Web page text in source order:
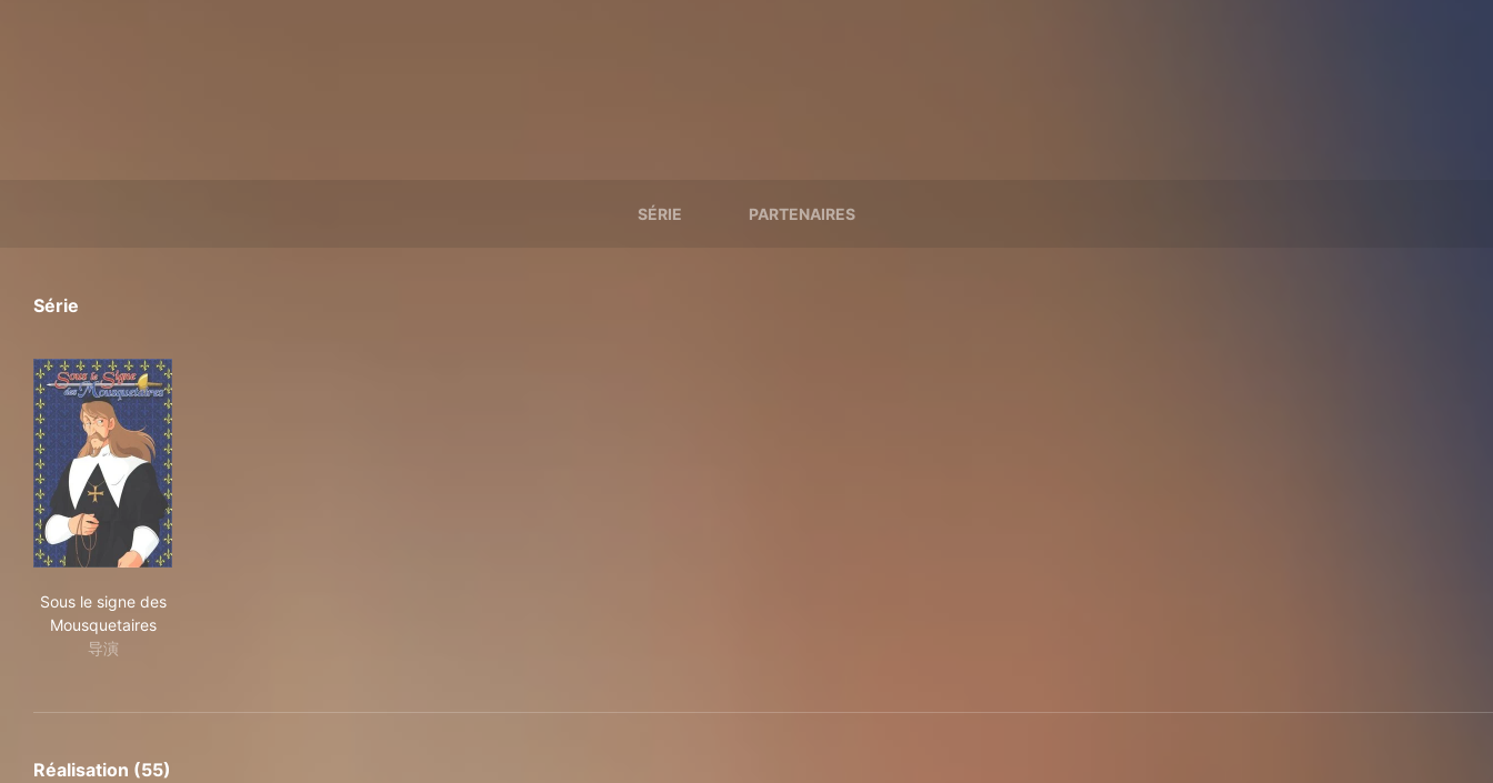
SÉRIE PARTENAIRES
Série
Sous le signe des
Mousquetaires
导演
Réalisation (55)